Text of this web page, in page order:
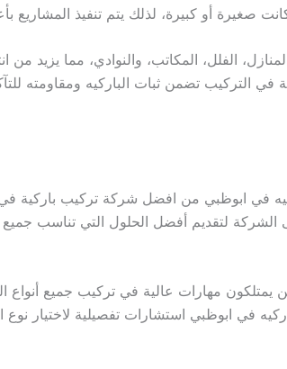
صغيرة أو كبيرة، لذلك يتم تنفيذ المشاريع
الفلل، المكاتب، والنوادي، مما يزيد
في التركيب تضمن ثبات الباركيه ومقاومته
في ابوظبي من افضل شركة تركيب
لتقديم أفضل الحلول التي تناسب جميع
مهارات عالية في تركيب جميع أنواع
في ابوظبي استشارات تفصيلية لاختيار